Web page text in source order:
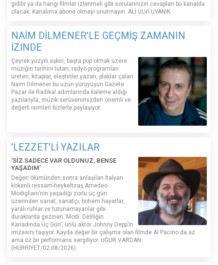
gidilir ya da hangi filmler izlenmeli gibi sorularınızın cevapları bu kanalda
olacak. Kanalıma abone olmayı unutmayın. ALİ ULVİ UYANIK
NAİM DİLMENER'LE GEÇMİŞ ZAMANIN
İZİNDE
Çeyrek yüzyılı aşkın, başta pop olmak üzere
müziğin tarihini tutan, radyo programları
üreten, kitaplar, eleştiriler yazan, plaklar çalan
Naim Dilmener bu uzun yürüyüşün Gazete
Pazar ile Radikal adımlarında kaleme aldığı
yazılarıyla, müzik serüvenimizden önemli ve
değerli isimleri bizlerle paylaşıyor.
'LEZZET'Lİ YAZILAR
'SİZ SADECE VAR OLDUNUZ, BENSE
YAŞADIM'
Değeri ölümünden sonra anlaşılan İtalyan
kökenli ressam-heykeltıraş Amedeo
Modigliani’nin yaşadığı zorlu üç gün
üzerinden sanat, sanatçı, bohem hayatlar,
yaralı ruhlar ve tutunamayanlar gibi
duraklarda gezinen ‘Modi: Deliliğin
Kanadında Üç Gün’, ünlü aktör Johnny Depp’in
imzasını taşıyor. Kayda değer bir çalışma olan filmde Al Pacino da az
ama öz bir performans sergiliyor. UĞUR VARDAN
(HÜRRİYET/02.08/2026)